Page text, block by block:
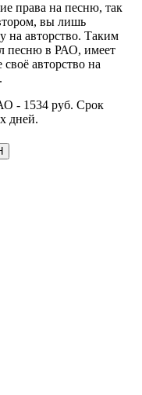
права на песню, так
вы лишь
на авторство. Таким
песню в РАО, имеет
авторство на
- 1534 руб. Срок
дней.